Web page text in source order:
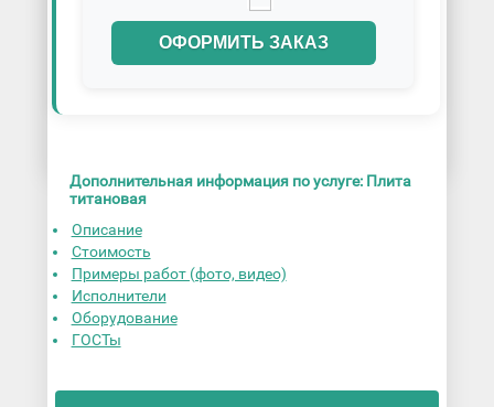
ОФОРМИТЬ ЗАКАЗ
Дополнительная информация по услуге: Плита
титановая
Описание
Стоимость
Примеры работ (фото, видео)
Исполнители
Оборудование
ГОСТы